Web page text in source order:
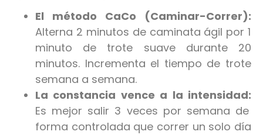
El método CaCo (Caminar-Correr):
Alterna 2 minutos de caminata ágil por 1
minuto de trote suave durante 20
minutos. Incrementa el tiempo de trote
semana a semana.
La constancia vence a la intensidad:
Es mejor salir 3 veces por semana de
forma controlada que correr un solo día